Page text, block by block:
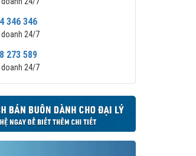
346 346
doanh 24/7
273 589
doanh 24/7